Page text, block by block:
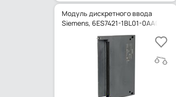
Модуль дискретного ввода
Siemens, 6ES7421-1BL01-0AA0